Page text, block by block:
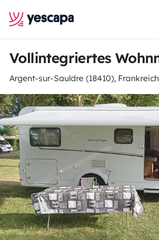
Argent-sur-Sauldre (18410), Frankreich